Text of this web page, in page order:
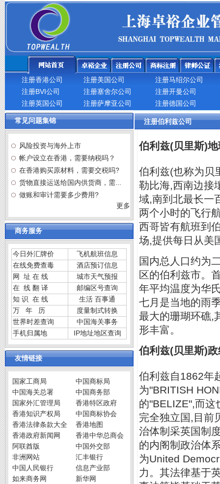
注册香港公司 注册美国公司
注册马绍尔公司
注册BVI公司
注册塞舍尔公司
注册开曼公司
注册英国公司
注册萨摩亚公司 注册德国公司
常见问题集锦
风险投资与海外上市
帐户设立在香港，需要纳税吗？
在香港购买原材料，需要交税吗?
货物直接运送给国内供货商，需...
做账和审计需要多少费用?
更多
商务服务
今日外汇牌价
飞机航班信息
在线免费查毒
酒店预订信息
网 址 在 线
城市天气预报
在 线 翻 译
邮编区号查询
知 识 在 线
生活 百事通
万 年 历
度量制式转换
世界时差查询
中国海关事务
手机归属地
IP地址地区查询
友情链接
国家工商局
中国商标局
中国海关总署
中国商务部
国家外汇管理局
香港特区政府
香港知识产权局
中国商标协会
香港法律条款大全
香港地图
香港政府新闻网
香港中华总商会
阿联酋版
中国外交部
非洲网站
汇丰银行
中国人民银行
信息产业部
如来商务网
新华网
注册伯利兹公司
伯利兹(贝里斯)
伯利兹(也称为贝
勒比海,西南边接
域,南到北最长一
两个小时的飞行
西哥皆有航班到
场,提供每日从美
国内总人口约为
区的伯利兹市。
年平均温度为华
七月是当地的雨
最大的珊瑚环礁,
形丰富。
伯利兹(贝里斯)
伯利兹自1862年
为"BRITISH
的"BELIZE",而这
完全独立国,目前
治体制采英国制
的内阁制政治体
为United
力。其法律基于